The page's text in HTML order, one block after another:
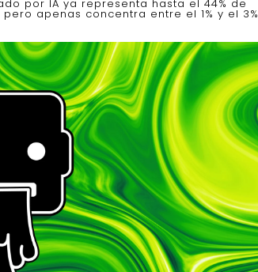
por IA ya representa hasta el 44% de
apenas concentra entre el 1% y el 3%